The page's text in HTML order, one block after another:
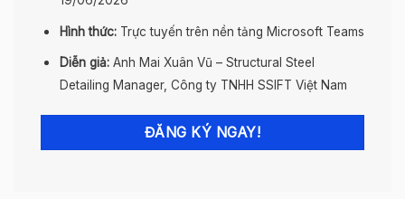
Hình thức:Trực tuyến trên nền tảng Microsoft Teams
Diễn giả:Anh Mai Xuân Vũ – Structural Steel
Detailing Manager, Công ty TNHH SSIFT Việt Nam
ĐĂNG KÝ NGAY!